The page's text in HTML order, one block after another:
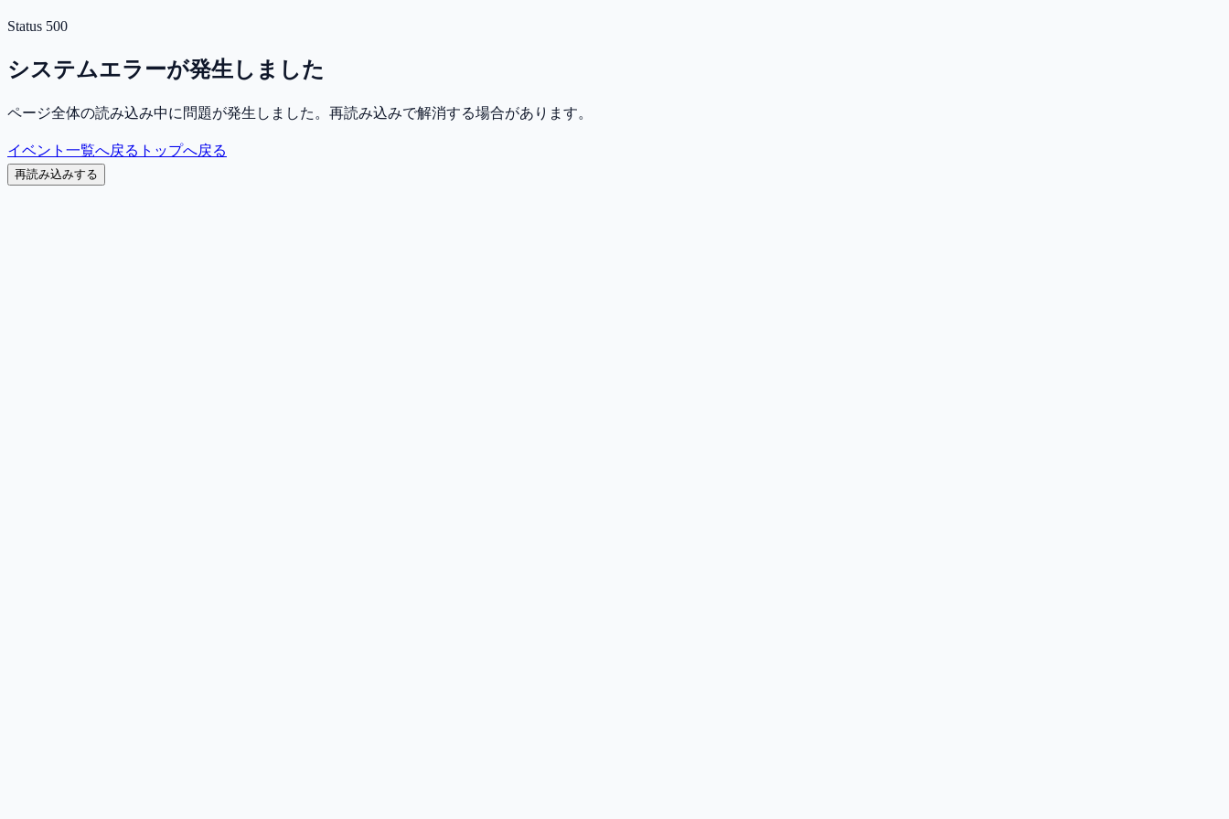
Status 500
システムエラーが発生しました
ページ全体の読み込み中に問題が発生しました。再読み込みで解消する場合があります。
イベント一覧へ戻る トップへ戻る
再読み込みする